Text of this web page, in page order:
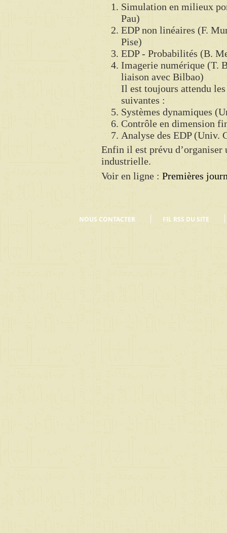
Simulation en milieux
Pau)
EDP non linéaires (F.
Pise)
EDP - Probabilités (B.
Imagerie numérique (T.
liaison avec Bilbao)
Il est toujours attendu
suivantes :
Systèmes dynamiques
Contrôle en dimension
Analyse des EDP (Univ.
Enfin il est prévu d’organiser
industrielle.
Voir en ligne : Premières
NOUS CONTACTER FIL RSS DU SITE